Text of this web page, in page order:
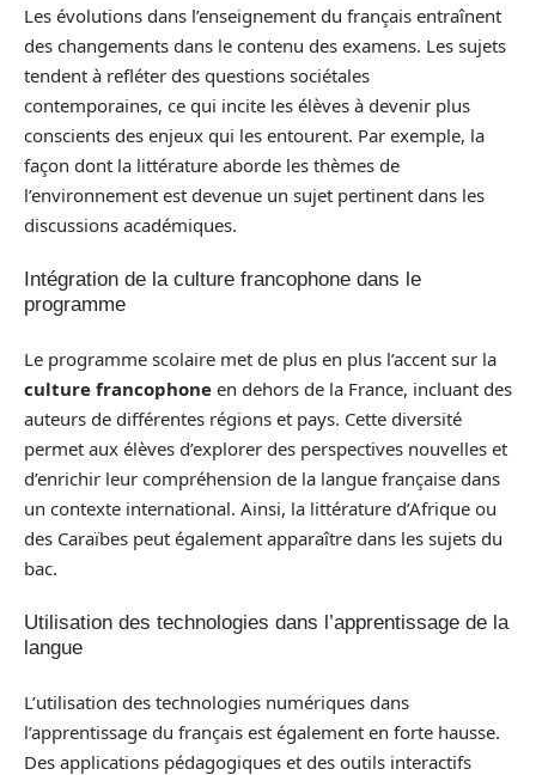
Les évolutions dans l’enseignement du français entraînent
des changements dans le contenu des examens. Les sujets
tendent à refléter des questions sociétales
contemporaines, ce qui incite les élèves à devenir plus
conscients des enjeux qui les entourent. Par exemple, la
façon dont la littérature aborde les thèmes de
l’environnement est devenue un sujet pertinent dans les
discussions académiques.
Intégration de la culture francophone dans le
programme
Le programme scolaire met de plus en plus l’accent sur la
culture francophone en dehors de la France, incluant des
auteurs de différentes régions et pays. Cette diversité
permet aux élèves d’explorer des perspectives nouvelles et
d’enrichir leur compréhension de la langue française dans
un contexte international. Ainsi, la littérature d’Afrique ou
des Caraïbes peut également apparaître dans les sujets du
bac.
Utilisation des technologies dans l’apprentissage de la
langue
L’utilisation des technologies numériques dans
l’apprentissage du français est également en forte hausse.
Des applications pédagogiques et des outils interactifs